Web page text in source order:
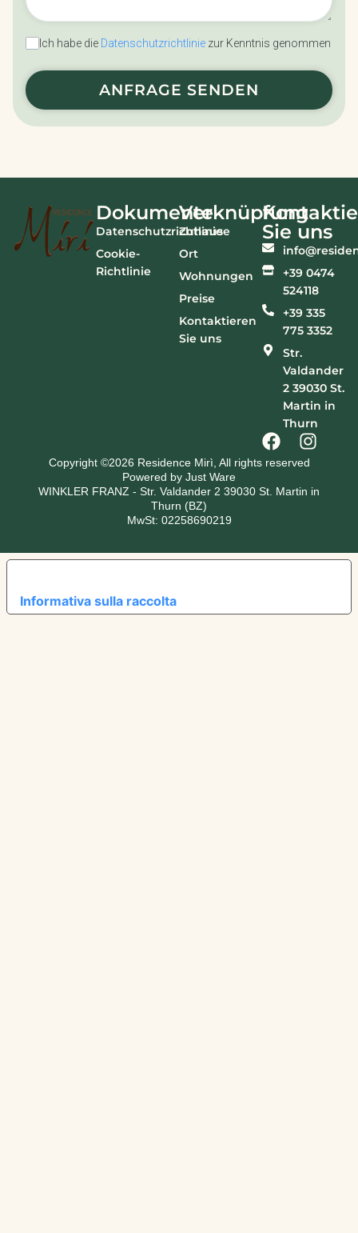
Ich habe die Datenschutzrichtliniezur Kenntnis genommen
ANFRAGE SENDEN
Dokumente
Datenschutzrichtlinie
Cookie-
Richtlinie
Verknüpfung
Zuhause
Ort
Wohnungen
Preise
Kontaktieren
Sie uns
Sie uns
+39 0474
524118
+39 335
775 3352
Str.
Valdander
2 39030 St.
Martin in
Thurn
Copyright ©2026 Residence Mirì, All rights reserved
Powered by Just Ware
WINKLER FRANZ - Str. Valdander 2 39030 St. Martin in
Thurn (BZ)
MwSt: 02258690219
Informativa sulla raccolta